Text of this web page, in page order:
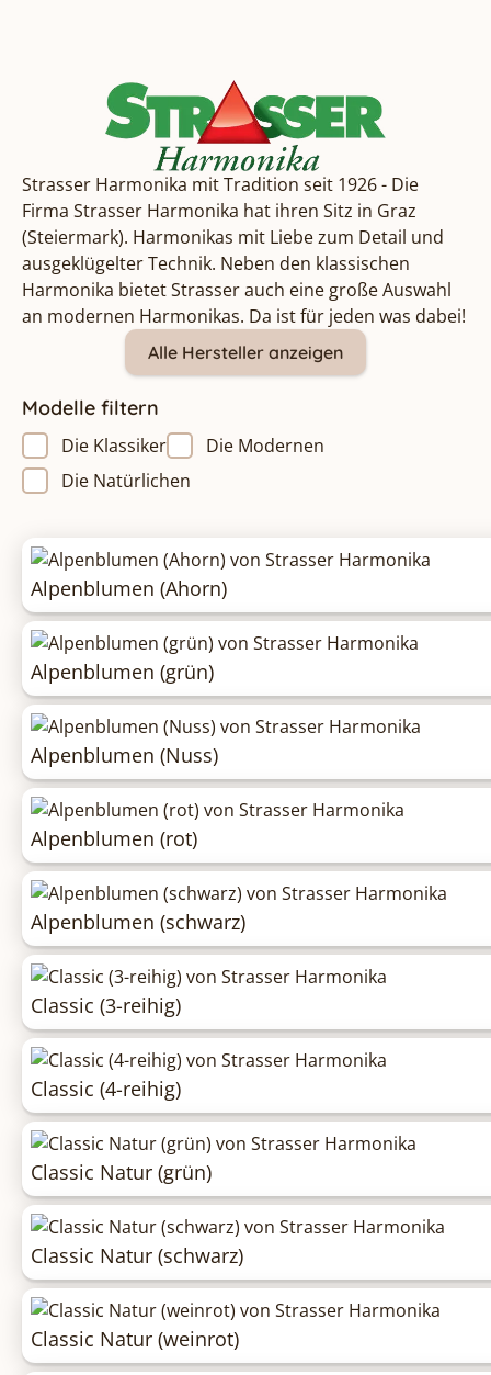
Strasser Harmonika mit Tradition seit 1926 - Die
Firma Strasser Harmonika hat ihren Sitz in Graz
(Steiermark). Harmonikas mit Liebe zum Detail und
ausgeklügelter Technik. Neben den klassischen
Harmonika bietet Strasser auch eine große Auswahl
an modernen Harmonikas. Da ist für jeden was dabei!
Alle Hersteller anzeigen
Modelle filtern
Die Klassiker
Die Modernen
Die Natürlichen
Alpenblumen (Ahorn)
Alpenblumen (grün)
Alpenblumen (Nuss)
Alpenblumen (rot)
Alpenblumen (schwarz)
Classic (3-reihig)
Classic (4-reihig)
Classic Natur (grün)
Classic Natur (schwarz)
Classic Natur (weinrot)